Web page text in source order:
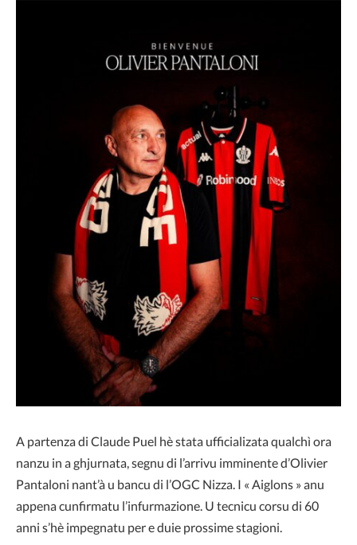
A partenza di Claude Puel hè stata ufficializata qualchì ora
nanzu in a ghjurnata, segnu di l’arrivu imminente d’Olivier
Pantaloni nant’à u bancu di l’OGC Nizza. I « Aiglons » anu
appena cunfirmatu l’infurmazione. U tecnicu corsu di 60
anni s’hè impegnatu per e duie prossime stagioni.